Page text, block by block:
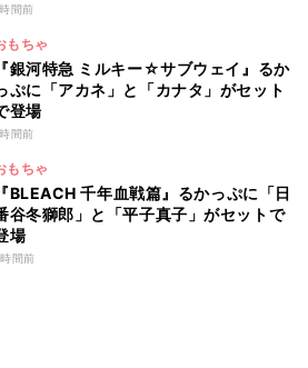
間前
もちゃ
『銀河特急 ミルキー☆サブウェイ』るか
ぷに「アカネ」と「カナタ」がセット
登場
間前
もちゃ
『BLEACH 千年血戦篇』るかっぷに「日
谷冬獅郎」と「平子真子」がセットで
場
間前